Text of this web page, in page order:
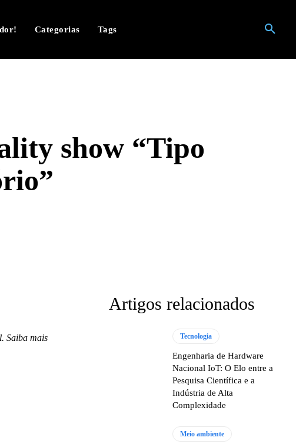
Categorias Tags
show “Tipo
Saiba mais
Artigos relacionados
Tecnologia
Engenharia de Hardware
Nacional IoT: O Elo entre a
Pesquisa Científica e a
Indústria de Alta
Complexidade
Meio ambiente